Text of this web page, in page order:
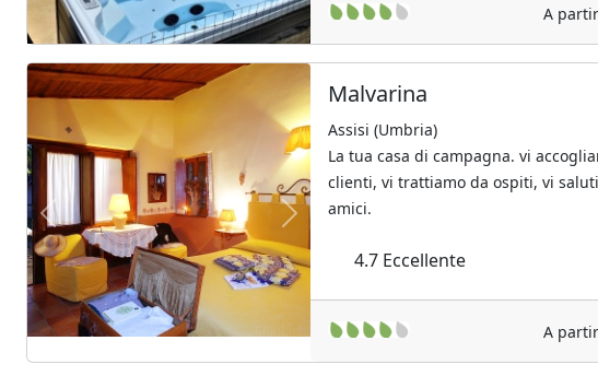
A
Previous Next
Malvarina
Assisi (Umbria)
La tua casa di campagna. vi
clienti, vi trattiamo da ospiti, vi
amici.
4.7 Eccellente
A